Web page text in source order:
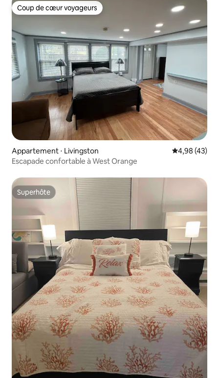
Coup de cœur voyageurs
Coup de cœur voyageurs
Appartement ⋅ Livingston Évaluation
4,98 (43)
Escapade confortable à West Orange
Superhôte
Superhôte